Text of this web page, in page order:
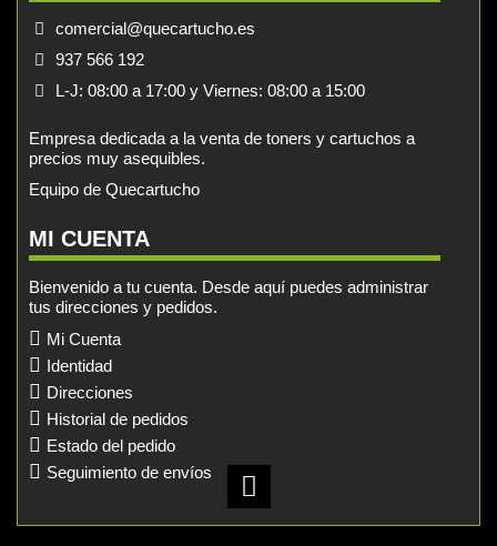
comercial@quecartucho.es
937 566 192
L-J: 08:00 a 17:00 y Viernes: 08:00 a 15:00
Empresa dedicada a la venta de toners y cartuchos a
precios muy asequibles.
Equipo de Quecartucho
MI CUENTA
Bienvenido a tu cuenta. Desde aquí puedes administrar
tus direcciones y pedidos.
Mi Cuenta
Identidad
Direcciones
Historial de pedidos
Estado del pedido
Seguimiento de envíos